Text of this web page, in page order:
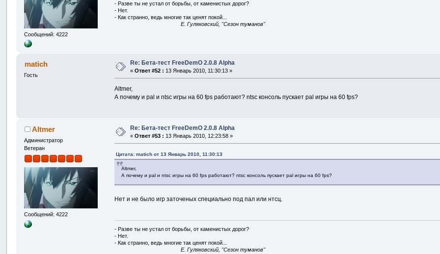
Сообщений: 4222
- Разве ты не устал от борьбы, от каменистых дорог?
- Нет.
- Как странно, ведь многие так ценят покой...
E. Гуляковский, "Сезон туманов"
matich
Гость
Re: Бета-тест FreeDemO 2.0.8 Alpha
«Ответ #52 : 13 Январь 2010, 11:30:13 »
Altmer,
А почему и pal и ntsc игры на 60 fps работают? ntsc консоль пускает pal игры на 60 fps?
Altmer
Администратор
Ветеран
Сообщений: 4222
Re: Бета-тест FreeDemO 2.0.8 Alpha
«Ответ #53 : 13 Январь 2010, 12:23:58 »
Цитата: matich от 13 Январь 2010, 11:30:13
Altmer,
А почему и pal и ntsc игры на 60 fps работают? ntsc консоль пускает pal игры на 60 fps?
Нет и не было игр заточеных специально под пал или нтсц.
- Разве ты не устал от борьбы, от каменистых дорог?
- Нет.
- Как странно, ведь многие так ценят покой...
E. Гуляковский, "Сезон туманов"